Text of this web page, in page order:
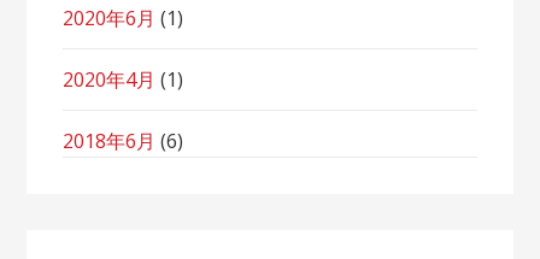
2020年6月 (1)
2020年4月 (1)
2018年6月 (6)